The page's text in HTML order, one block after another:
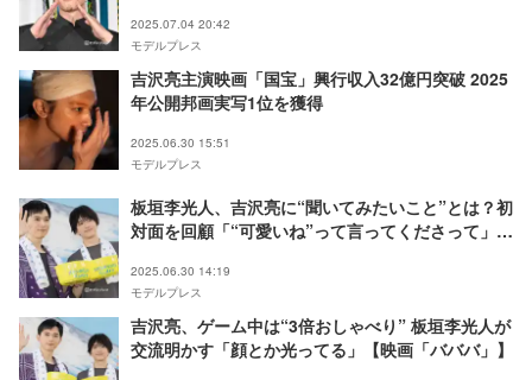
2025.07.04 20:42
モデルプレス
吉沢亮主演映画「国宝」興行収入32億円突破 2025
年公開邦画実写1位を獲得
2025.06.30 15:51
モデルプレス
板垣李光人、吉沢亮に“聞いてみたいこと”とは？初
対面を回顧「“可愛いね”って言ってくださって」
2025.06.30 14:19
モデルプレス
吉沢亮、ゲーム中は“3倍おしゃべり” 板垣李光人が
交流明かす「顔とか光ってる」【映画「バババ」】